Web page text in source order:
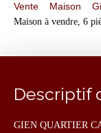
Vente Maison
Maison à vendre, 6
Descriptif
GIEN QUARTIER